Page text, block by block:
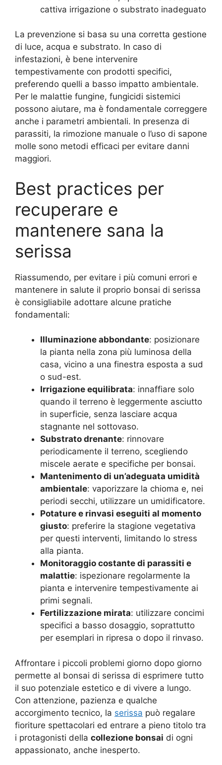
cattiva irrigazione o substrato inadeguato
La prevenzione si basa su una corretta gestione
di luce, acqua e substrato. In caso di
infestazioni, è bene intervenire
tempestivamente con prodotti specifici,
preferendo quelli a basso impatto ambientale.
Per le malattie fungine, fungicidi sistemici
possono aiutare, ma è fondamentale correggere
anche i parametri ambientali. In presenza di
parassiti, la rimozione manuale o l’uso di sapone
molle sono metodi efficaci per evitare danni
maggiori.
Best practices per
recuperare e
mantenere sana la
serissa
Riassumendo, per evitare i più comuni errori e
mantenere in salute il proprio bonsai di serissa
è consigliabile adottare alcune pratiche
fondamentali:
Illuminazione abbondante: posizionare
la pianta nella zona più luminosa della
casa, vicino a una finestra esposta a sud
o sud-est.
Irrigazione equilibrata: innaffiare solo
quando il terreno è leggermente asciutto
in superficie, senza lasciare acqua
stagnante nel sottovaso.
Substrato drenante: rinnovare
periodicamente il terreno, scegliendo
miscele aerate e specifiche per bonsai.
Mantenimento di un’adeguata umidità
ambientale: vaporizzare la chioma e, nei
periodi secchi, utilizzare un umidificatore.
Potature e rinvasi eseguiti al momento
giusto: preferire la stagione vegetativa
per questi interventi, limitando lo stress
alla pianta.
Monitoraggio costante di parassiti e
malattie: ispezionare regolarmente la
pianta e intervenire tempestivamente ai
primi segnali.
Fertilizzazione mirata: utilizzare concimi
specifici a basso dosaggio, soprattutto
per esemplari in ripresa o dopo il rinvaso.
Affrontare i piccoli problemi giorno dopo giorno
permette al bonsai di serissa di esprimere tutto
il suo potenziale estetico e di vivere a lungo.
Con attenzione, pazienza e qualche
accorgimento tecnico, la serissa può regalare
fioriture spettacolari ed entrare a pieno titolo tra
i protagonisti della collezione bonsai di ogni
appassionato, anche inesperto.